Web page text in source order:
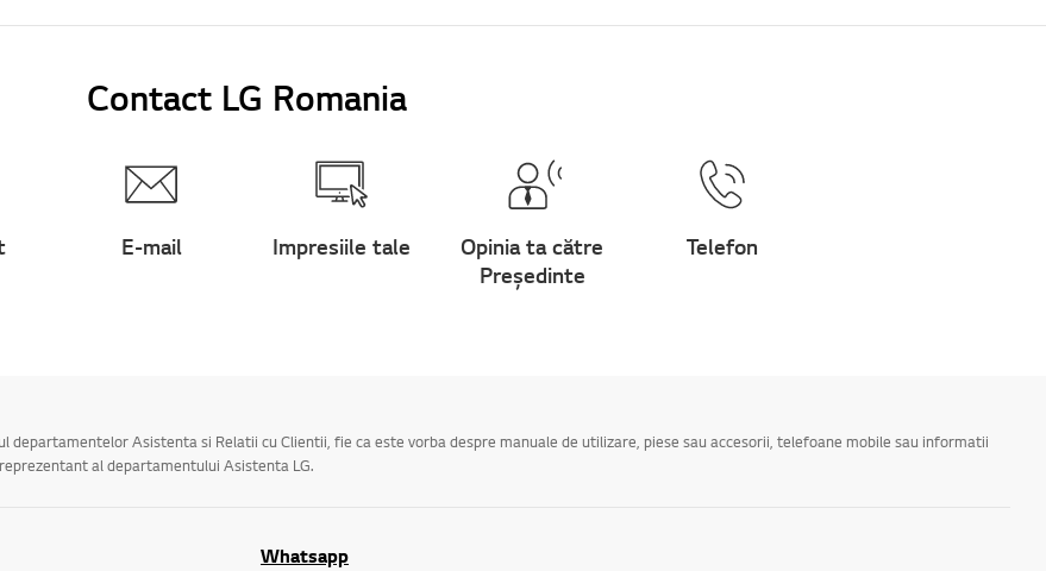
Contact LG Romania
E-mail Impresiile tale
Opinia ta către
Președinte
Telefon
Asistenta si Relatii cu Clientii, fie ca este vorba despre manuale de utilizare, piese sau accesorii, telefoane mobile sau informatii
al departamentului Asistenta LG.
Whatsapp